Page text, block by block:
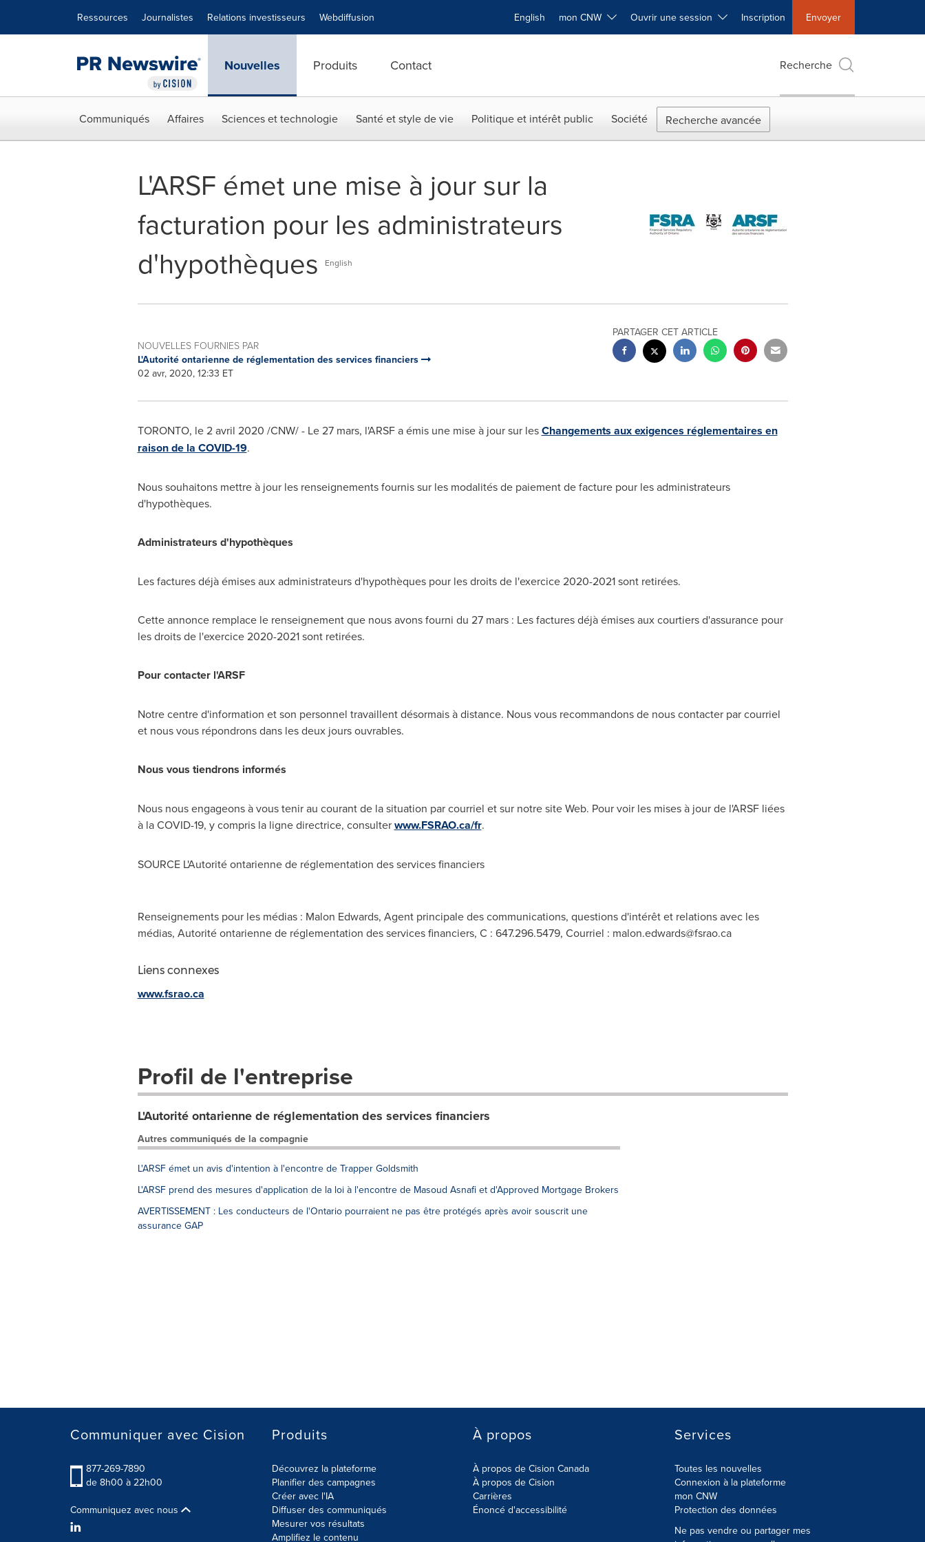
Ressources Journalistes Relations investisseurs Webdiffusion English mon CNW Ouvrir une session Inscription Envoyer
Nouvelles Produits Contact Recherche
Communiqués Affaires Sciences et technologie Santé et style de vie Politique et intérêt public Société Recherche avancée
L'ARSF émet une mise à jour sur la
facturation pour les administrateurs
d'hypothèques
English
NOUVELLES FOURNIES PAR
L'Autorité ontarienne de réglementation des services financiers
02 avr, 2020, 12:33 ET
PARTAGER CET ARTICLE
TORONTO, le 2 avril 2020 /CNW/ - Le 27 mars, l'ARSF a émis une mise à jour sur lesChangements aux exigences réglementaires en
raison de la COVID-19.
Nous souhaitons mettre à jour les renseignementsfournissur les modalités de paiement de facture pour les administrateurs
d'hypothèques.
Administrateurs d'hypothèques
Les factures déjà émises aux administrateurs d'hypothèques pour les droits de l'exercice 2020-2021 sont retirées.
Cette annonce remplace le renseignement que nous avons fourni du 27 mars : Les factures déjà émises aux courtiers d'assurance pour
les droits de l'exercice 2020-2021 sont retirées.
Pour contacter l'ARSF
Notre centre d'information et son personnel travaillent désormais à distance. Nous vous recommandons de nous contacter par courriel
et nous vous répondrons dans les deux jours ouvrables.
Nous vous tiendrons informés
Nous nous engageons à vous tenir au courant de la situation par courriel et sur notre site Web. Pour voir les mises à jour de l'ARSF liées
à la COVID-19, y compris la ligne directrice, consulterwww.FSRAO.ca/fr.
SOURCE L'Autorité ontarienne de réglementation des services financiers
Renseignements pour les médias : Malon Edwards, Agent principale des communications, questions d'intérêt et relations avec les
médias, Autorité ontarienne de réglementation des services financiers, C : 647.296.5479, Courriel : malon.edwards@fsrao.ca
Liens connexes
www.fsrao.ca
Profil de l'entreprise
L'Autorité ontarienne de réglementation des services financiers
Autres communiqués de la compagnie
L'ARSF émet un avis d'intention à l'encontre de Trapper Goldsmith
L'ARSF prend des mesures d'application de la loi à l'encontre de Masoud Asnafi et d'Approved Mortgage Brokers
AVERTISSEMENT : Les conducteurs de l'Ontario pourraient ne pas être protégés après avoir souscrit une
assurance GAP
Communiquer avec Cision
877-269-7890
de 8h00 à 22h00
Communiquez avec nous
Produits
Découvrez la plateforme
Planifier des campagnes
Créer avec l'IA
Diffuser des communiqués
Mesurer vos résultats
Amplifiez le contenu
À propos
À propos de Cision Canada
À propos de Cision
Carrières
Énoncé d'accessibilité
Services
Toutes les nouvelles
Connexion à la plateforme
mon CNW
Protection des données
Ne pas vendre ou partager mes